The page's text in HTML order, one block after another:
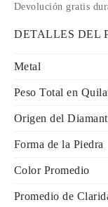
Devolución gratis
DETALLES DEL
Metal
Peso Total en
Origen del
Forma de la Piedra
Color Promedio
Promedio de